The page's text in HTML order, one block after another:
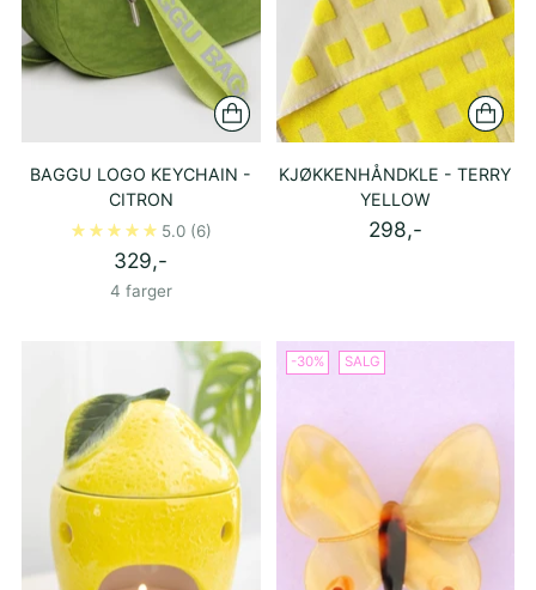
BAGGU LOGO KEYCHAIN -
CITRON
5.0 (6)
329,-
4 farger
KJØKKENHÅNDKLE - TERRY
YELLOW
298,-
-30% SALG